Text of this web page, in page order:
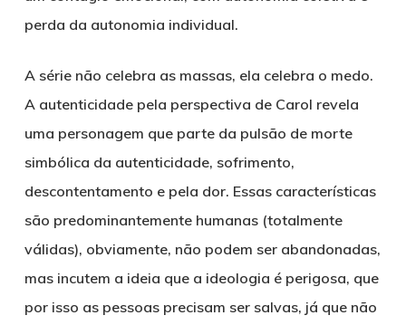
perda da autonomia individual.
A série não celebra as massas, ela celebra o medo.
A autenticidade pela perspectiva de Carol revela
uma personagem que parte da pulsão de morte
simbólica da autenticidade, sofrimento,
descontentamento e pela dor. Essas características
são predominantemente humanas (totalmente
válidas), obviamente, não podem ser abandonadas,
mas incutem a ideia que a ideologia é perigosa, que
por isso as pessoas precisam ser salvas, já que não